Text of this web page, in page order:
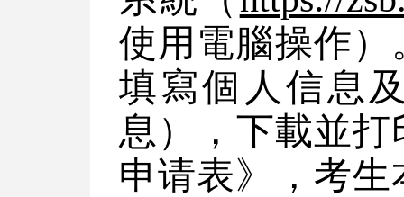
使用電腦操作
填寫個人信息
息），下載並
申请表》，考生